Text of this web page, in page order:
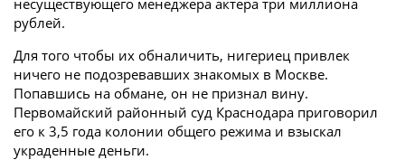
несуществующего менеджера актера три миллиона
рублей.
Для того чтобы их обналичить, нигериец привлек
ничего не подозревавших знакомых в Москве.
Попавшись на обмане, он не признал вину.
Первомайский районный суд Краснодара приговорил
его к 3,5 года колонии общего режима и взыскал
украденные деньги.